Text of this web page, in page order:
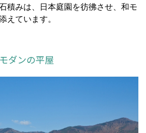
積みは、日本庭園を彷彿させ、和モ
えています。
ダンの平屋